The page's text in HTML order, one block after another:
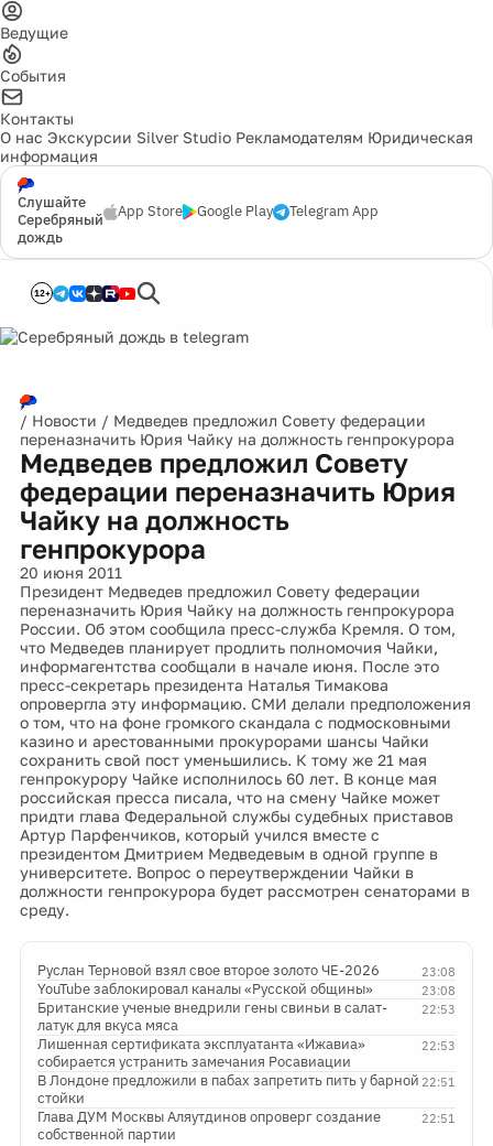
Ведущие
События
Контакты
О нас Экскурсии Silver Studio Рекламодателям Юридическая
информация
Слушайте
Серебряный
дождь
App Store Google Play Telegram App
12+
/ Новости / Медведев предложил Совету федерации
переназначить Юрия Чайку на должность генпрокурора
Медведев предложил Совету
федерации переназначить Юрия
Чайку на должность
генпрокурора
20 июня 2011
Президент Медведев предложил Совету федерации
переназначить Юрия Чайку на должность генпрокурора
России. Об этом сообщила пресс-служба Кремля. О том,
что Медведев планирует продлить полномочия Чайки,
информагентства сообщали в начале июня. После это
пресс-секретарь президента Наталья Тимакова
опровергла эту информацию. СМИ делали предположения
о том, что на фоне громкого скандала с подмосковными
казино и арестованными прокурорами шансы Чайки
сохранить свой пост уменьшились. К тому же 21 мая
генпрокурору Чайке исполнилось 60 лет. В конце мая
российская пресса писала, что на смену Чайке может
придти глава Федеральной службы судебных приставов
Артур Парфенчиков, который учился вместе с
президентом Дмитрием Медведевым в одной группе в
университете. Вопрос о переутверждении Чайки в
должности генпрокурора будет рассмотрен сенаторами в
среду.
23:08
Руслан Терновой взял свое второе золото ЧЕ-2026
23:08
YouTube заблокировал каналы «Русской общины»
22:53
Британские ученые внедрили гены свиньи в салат-
латук для вкуса мяса
22:53
Лишенная сертификата эксплуатанта «Ижавиа»
собирается устранить замечания Росавиации
22:51
В Лондоне предложили в пабах запретить пить у барной
стойки
22:51
Глава ДУМ Москвы Аляутдинов опроверг создание
собственной партии